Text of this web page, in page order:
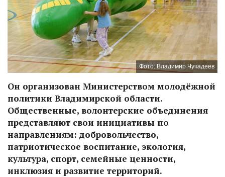
Фото: Владимир Чучадеев
Он организован Министерством молодёжной
политики Владимирской области.
Общественные, волонтерские объединения
представляют свои инициативы по
направлениям: добровольчество,
патриотическое воспитание, экология,
культура, спорт, семейные ценности,
инклюзия и развитие территорий.